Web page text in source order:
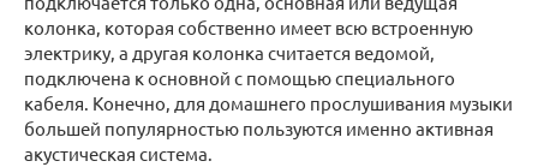
колонка, которая собственно имеет всю встроенную
электрику, а другая колонка считается ведомой,
подключена к основной с помощью специального
кабеля. Конечно, для домашнего прослушивания музыки
большей популярностью пользуются именно активная
акустическая система.